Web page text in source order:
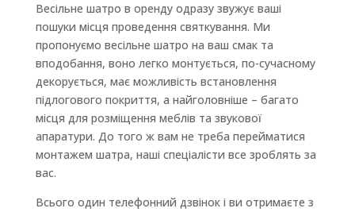
Весільне шатро в оренду одразу звужує ваші
пошуки місця проведення святкування. Ми
пропонуємо весільне шатро на ваш смак та
вподобання, воно легко монтується, по-сучасному
декорується, має можливість встановлення
підлогового покриття, а найголовніше – багато
місця для розміщення меблів та звукової
апаратури. До того ж вам не треба перейматися
монтажем шатра, наші спеціалісти все зроблять за
вас.
Всього один телефонний дзвінок і ви отримаєте з